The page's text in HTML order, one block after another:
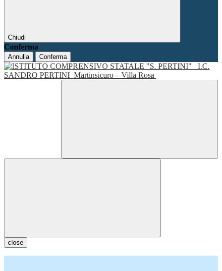
Chiudi
Conferma
Annulla Conferma
I.C.
SANDRO PERTINI Martinsicuro – Villa Rosa
close